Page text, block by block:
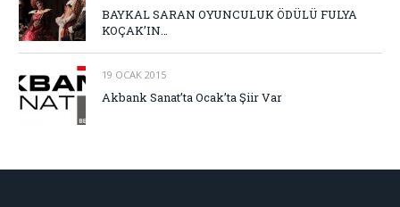
BAYKAL SARAN OYUNCULUK ÖDÜLÜ FULYA
KOÇAK’IN…
19 OCAK 2015
Akbank Sanat’ta Ocak’ta Şiir Var